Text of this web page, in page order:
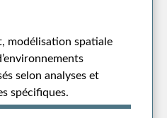
modélisation spatiale
selon analyses et
spécifiques.